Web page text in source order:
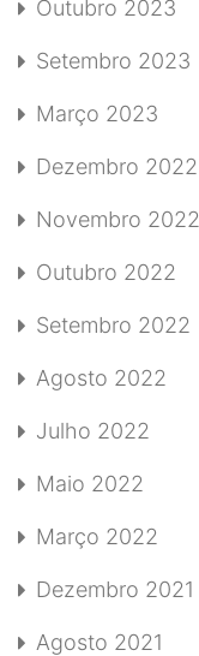
Outubro 2023
Setembro 2023
Março 2023
Dezembro 2022
Novembro 2022
Outubro 2022
Setembro 2022
Agosto 2022
Julho 2022
Maio 2022
Março 2022
Dezembro 2021
Agosto 2021